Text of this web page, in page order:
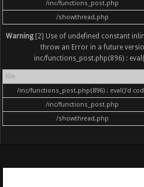
/inc/functions_post.php
/showthread.php
Warning[2] Use of undefined constant
throw an Error in a future
inc/functions_post.php(896) :
File
/inc/functions_post.php(896) : eval()'d
/inc/functions_post.php
/showthread.php